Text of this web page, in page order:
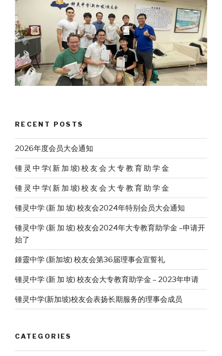
RECENT POSTS
2026年度会员大会通知
锺 灵 中 学( 新 加 坡) 校 友 会 大 专 教 育 助 学 金
锺 灵 中 学( 新 加 坡) 校 友 会 大 专 教 育 助 学 金
锺灵中学 (新 加 坡) 校友会2024年特别会员大会通知
锺灵中学 (新 加 坡) 校友会2024年大专教育助学金 –申请开
始了
鍾靈中学 (新加坡) 校友会第36届理事会宣誓礼
锺灵中学 (新 加 坡) 校友会大专教育助学金 – 2023年申请
锺灵中学(新加坡)校友会表扬长期服务的理事会成员
CATEGORIES